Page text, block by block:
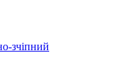
зчіпний